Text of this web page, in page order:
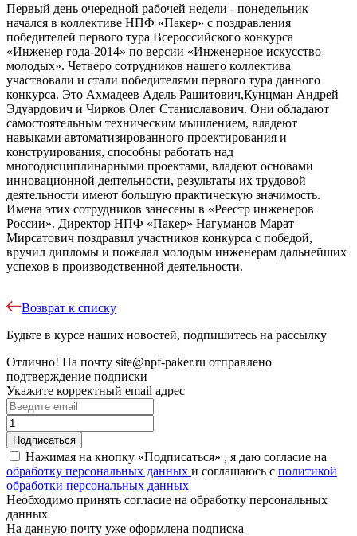
Первый день очередной рабочей недели - понедельник
начался в коллективе НПФ «Пакер» с поздравления
победителей первого тура Всероссийского конкурса
«Инженер года-2014» по версии «Инженерное искусство
молодых». Четверо сотрудников нашего коллектива
участвовали и стали победителями первого тура данного
конкурса. Это Ахмадеев Адель Рашитович,Кунцман Андрей
Эдуардович и Чирков Олег Станиславович. Они обладают
самостоятельным техническим мышлением, владеют
навыками автоматизированного проектирования и
конструирования, способны работать над
многодисциплинарными проектами, владеют основами
инновационной деятельности, результаты их трудовой
деятельности имеют большую практическую значимость.
Имена этих сотрудников занесены в «Реестр инженеров
России». Директор НПФ «Пакер» Нагуманов Марат
Мирсатович поздравил участников конкурса с победой,
вручил дипломы и пожелал молодым инженерам дальнейших
успехов в производственной деятельности.
Возврат к списку
Будьте в курсе наших новостей, подпишитесь на рассылку
Отлично! На почту site@npf-paker.ru отправлено
подтверждение подписки
Укажите корректный email адрес
Нажимая на кнопку «Подписаться» , я даю согласие на
обработку персональных данных и соглашаюсь c политикой
обработки персональных данных
Необходимо принять согласие на обработку персональных
данных
На данную почту уже оформлена подписка